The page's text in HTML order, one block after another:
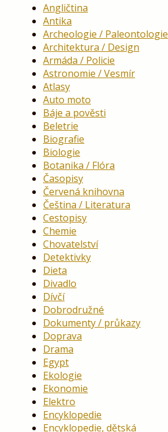
Angličtina
Antika
Archeologie / Paleontologie
Architektura / Design
Armáda / Policie
Astronomie / Vesmír
Atlasy
Auto moto
Báje a pověsti
Beletrie
Biografie
Biologie
Botanika / Flóra
Časopisy
Červená knihovna
Čeština / Literatura
Cestopisy
Chemie
Chovatelství
Detektivky
Dieta
Divadlo
Dívčí
Dobrodružné
Dokumenty / průkazy
Doprava
Drama
Egypt
Ekologie
Ekonomie
Elektro
Encyklopedie
Encyklopedie, dětská